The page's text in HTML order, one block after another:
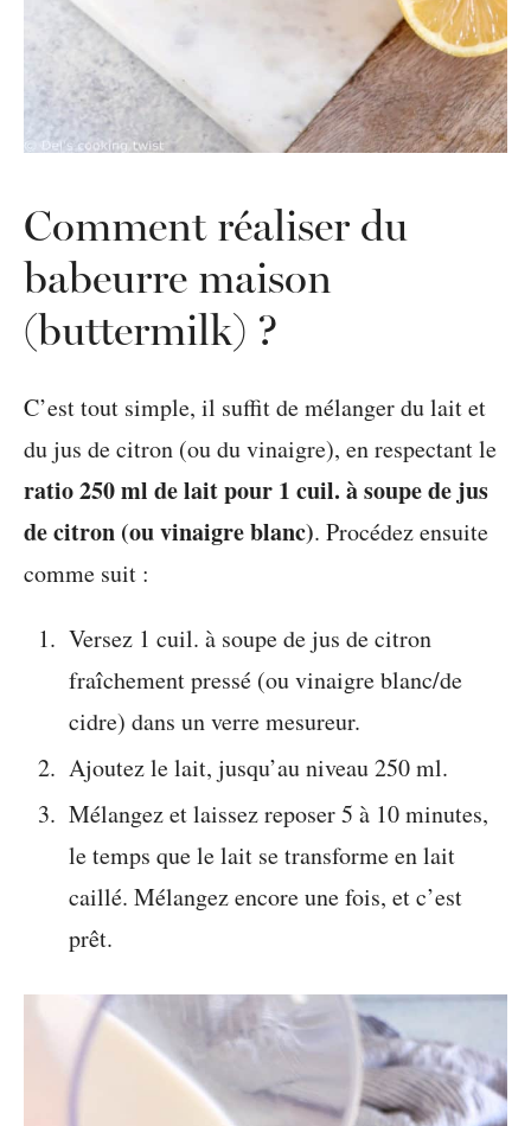
Comment réaliser du
babeurre maison
(buttermilk) ?
C’est tout simple, il suffit de mélanger du lait et
du jus de citron (ou du vinaigre), en respectant le
ratio 250 ml de lait pour 1 cuil. à soupe de jus
de citron (ou vinaigre blanc). Procédez ensuite
comme suit :
Versez 1 cuil. à soupe de jus de citron
fraîchement pressé (ou vinaigre blanc/de
cidre) dans un verre mesureur.
Ajoutez le lait, jusqu’au niveau 250 ml.
Mélangez et laissez reposer 5 à 10 minutes,
le temps que le lait se transforme en lait
caillé. Mélangez encore une fois, et c’est
prêt.